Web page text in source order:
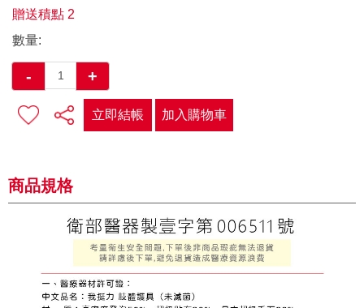
贈送積點 2
數量:
- +
立即結帳 加入購物車
商品規格